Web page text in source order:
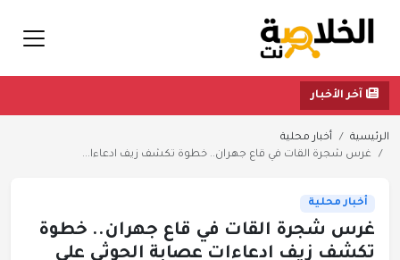
آخر الأخبار
الرئيسية
أخبار محلية
غرس شجرة القات في قاع جهران.. خطوة تكشف زيف ادعاءا...
أخبار محلية
غرس شجرة القات في قاع جهران.. خطوة
تكشف زيف ادعاءات عصابة الحوثي على